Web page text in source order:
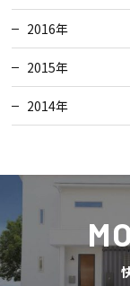
2016年
2015年
2014年